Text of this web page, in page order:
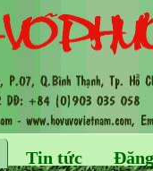
Tin tức